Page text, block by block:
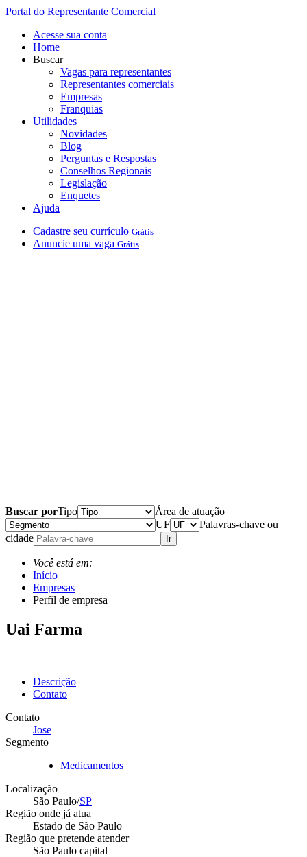
Portal do Representante Comercial
Acesse sua conta
Home
Buscar
Vagas para representantes
Representantes comerciais
Empresas
Franquias
Utilidades
Novidades
Blog
Perguntas e Respostas
Conselhos Regionais
Legislação
Enquetes
Ajuda
Cadastre seu currículo Grátis
Anuncie uma vaga Grátis
Buscar porTipo
Área de atuação
UF
Palavras-chave ou
cidade
Ir
Você está em:
Início
Empresas
Perfil de empresa
Uai Farma
Descrição
Contato
Contato
Jose
Segmento
Medicamentos
Localização
São Paulo/SP
Região onde já atua
Estado de São Paulo
Região que pretende atender
São Paulo capital